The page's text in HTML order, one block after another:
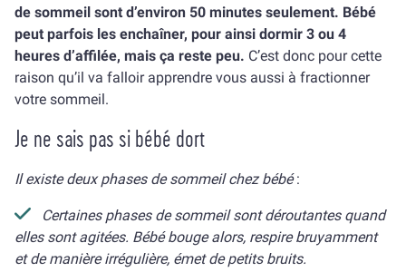
de sommeil sont d’environ 50 minutes seulement. Bébé
peut parfois les enchaîner, pour ainsi dormir 3 ou 4
heures d’affilée, mais ça reste peu. C’est donc pour cette
raison qu’il va falloir apprendre vous aussi à fractionner
votre sommeil.
Je ne sais pas si bébé dort
Il existe deux phases de sommeil chez bébé:
Certaines phases de sommeil sont déroutantes quand
elles sont agitées. Bébé bouge alors, respire bruyamment
et de manière irrégulière, émet de petits bruits.